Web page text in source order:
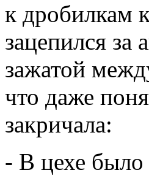
к дробилкам
зацепился за
зажатой
что даже
закричала:
- В цехе